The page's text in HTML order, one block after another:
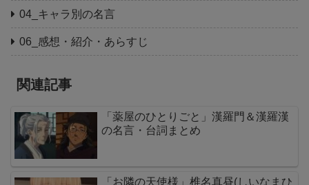
04_キャラ別の名言
06_感想・紹介・あらすじ
関連記事
「薬屋のひとりごと」漢羅門＆漢羅漢
の名言・台詞まとめ
「お隣の天使様」椎名真昼(しいなまひ